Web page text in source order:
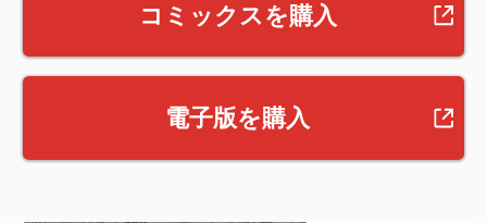
コミックスを購入
電子版を購入